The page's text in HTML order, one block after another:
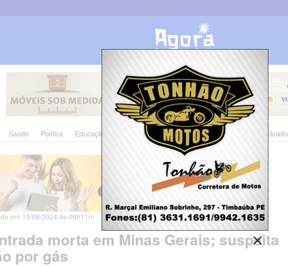
Saúde Política Educação Cultura Polícia Economia Trânsito
em 13/08/2024 às 06h11m
morta em Minas Gerais; suspeita
por gás